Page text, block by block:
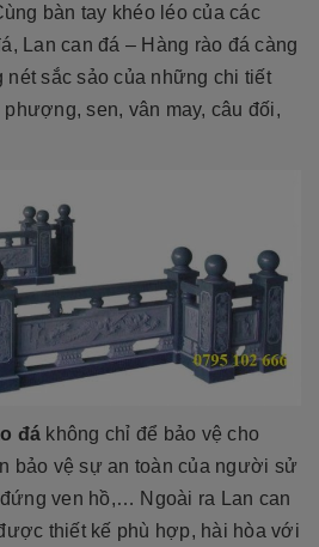
bàn tay khéo léo của các
Lan can đá – Hàng rào đá càng
sắc sảo của những chi tiết
sen, vân may, câu đối,
đá không chỉ để bảo vệ cho
bảo vệ sự an toàn của người sử
ven hồ,… Ngoài ra Lan can
thiết kế phù hợp, hài hòa với